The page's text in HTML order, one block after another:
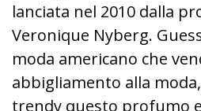
lanciata nel 2010 dalla
Veronique Nyberg.
moda americano che
abbigliamento alla
trendy questo profumo